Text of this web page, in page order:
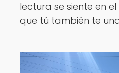
lectura se siente en
que tú también te